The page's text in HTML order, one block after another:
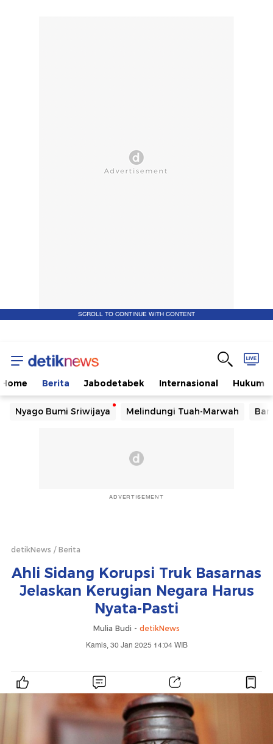
SCROLL TO CONTINUE WITH CONTENT
Home Berita Jabodetabek Internasional Hukum
Nyago Bumi Sriwijaya Melindungi Tuah-Marwah
ADVERTISEMENT
detikNews Berita
Ahli Sidang Korupsi Truk Basarnas
Jelaskan Kerugian Negara Harus
Nyata-Pasti
Mulia Budi - detikNews
Kamis, 30 Jan 2025 14:04 WIB